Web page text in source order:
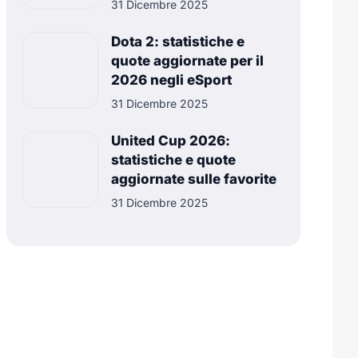
31 Dicembre 2025
Dota 2: statistiche e
quote aggiornate per il
2026 negli eSport
31 Dicembre 2025
United Cup 2026:
statistiche e quote
aggiornate sulle favorite
31 Dicembre 2025